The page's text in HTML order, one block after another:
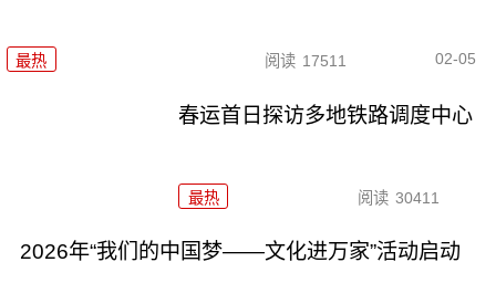
最热 阅读 17511 02-05
春运首日探访多地铁路调度中心
最热 阅读 30411
2026年“我们的中国梦——文化进万家”活动启动